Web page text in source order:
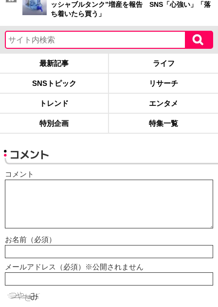
ッシャブルタンク”増産を報告 SNS「心強い」「落
ち着いたら買う」
最新記事 ライフ
SNSトピック リサーチ
トレンド エンタメ
特別企画 特集一覧
コメント
コメント
お名前（必須）
メールアドレス（必須）※公開されません